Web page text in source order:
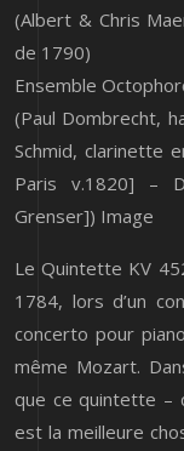
(Albert & Chris
de 1790)
Ensemble
(Paul Dombrecht,
Schmid, clarinette
Paris v.1820] –
Grenser]) Image
Le Quintette KV
1784, lors d’un
concerto pour
même Mozart.
que ce quintette –
est la meilleure